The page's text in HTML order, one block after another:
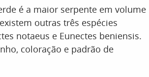
é a maior serpente em volume
outras três espécies
notaeus e Eunectes beniensis.
coloração e padrão de